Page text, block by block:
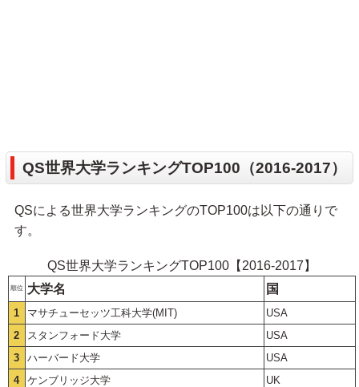
QS世界大学ランキングTOP100（2016-2017）
QSによる世界大学ランキングのTOP100は以下の通りで
す。
QS世界大学ランキングTOP100【2016-2017】
順位 大学名 国
1 マサチューセッツ工科大学(MIT)
USA
2
スタンフォード大学
USA
3
ハーバード大学
USA
4
ケンブリッジ大学
UK